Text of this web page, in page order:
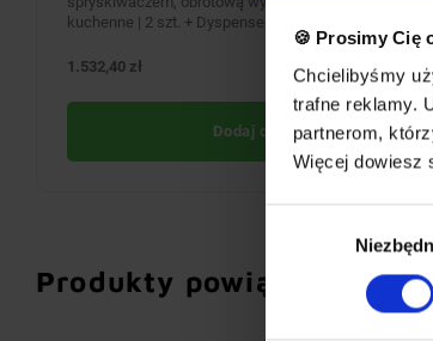
🍪 Prosimy Cię
Chcielibyśmy
trafne reklamy.
partnerom,
Więcej dowiesz
kuchenne | 2 szt. + Dyspenser papieru |
1.532,40 zł BRAK W
Dodaj do koszyka
Produkty powiązane